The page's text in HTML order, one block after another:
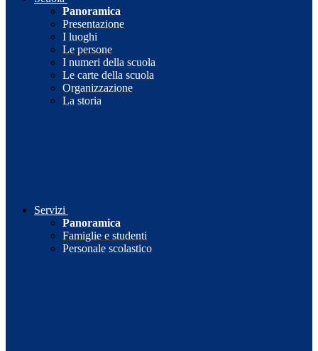
Panoramica
Presentazione
I luoghi
Le persone
I numeri della scuola
Le carte della scuola
Organizzazione
La storia
Servizi
Panoramica
Famiglie e studenti
Personale scolastico